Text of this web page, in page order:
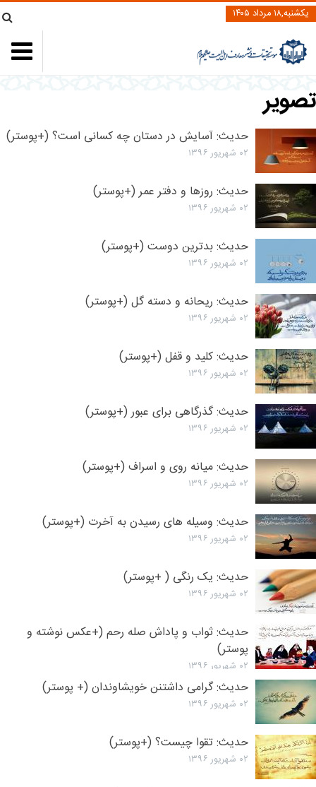
یکشنبه,۱۸ مرداد ۱۴۰۵
تصویر
حدیث: آسایش در دستان چه کسانی است؟ (+پوستر)
۰۲ شهریور ۱۳۹۶
حدیث: روزها و دفتر عمر (+پوستر)
۰۲ شهریور ۱۳۹۶
حدیث: بدترین دوست (+پوستر)
۰۲ شهریور ۱۳۹۶
حدیث: ریحانه و دسته گل (+پوستر)
۰۲ شهریور ۱۳۹۶
حدیث: کلید و قفل (+پوستر)
۰۲ شهریور ۱۳۹۶
حدیث: گذرگاهی برای عبور (+پوستر)
۰۲ شهریور ۱۳۹۶
حدیث: میانه روی و اسراف (+پوستر)
۰۲ شهریور ۱۳۹۶
حدیث: وسیله های رسیدن به آخرت (+پوستر)
۰۲ شهریور ۱۳۹۶
حدیث: یک رنگی ( +پوستر)
۰۲ شهریور ۱۳۹۶
حدیث: ثواب و پاداش صله رحم (+عکس نوشته و
پوستر)
۰۲ شهریور ۱۳۹۶
حدیث: گرامی داشتنن خویشاوندان (+ پوستر)
۰۲ شهریور ۱۳۹۶
حدیث: تقوا چیست؟ (+پوستر)
۰۲ شهریور ۱۳۹۶